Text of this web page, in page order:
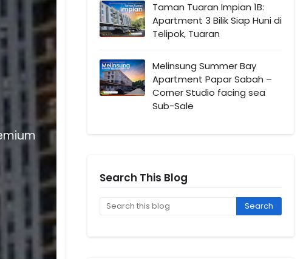
Taman Tuaran Impian 1B:
Apartment 3 Bilik Siap Huni di
Telipok, Tuaran
Melinsung Summer Bay
Apartment Papar Sabah –
Corner Studio facing sea
Sub-Sale
Search This Blog